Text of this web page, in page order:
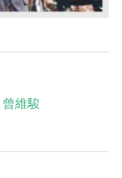
曾維駿